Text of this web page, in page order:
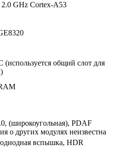
GHz Cortex-A53
(используется общий слот для
(широкоугольная), PDAF
о других модулях неизвестна
вспышка, HDR